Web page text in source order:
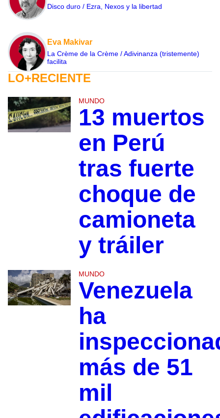
Disco duro / Ezra, Nexos y la libertad
Eva Makivar
La Crème de la Crème / Adivinanza (tristemente)
facilita
LO+RECIENTE
MUNDO
13 muertos
en Perú
tras fuerte
choque de
camioneta
y tráiler
MUNDO
Venezuela
ha
más de 51
mil